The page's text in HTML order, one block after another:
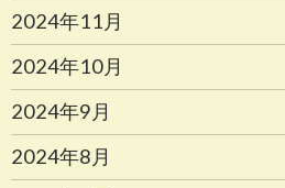
2024年11月
2024年10月
2024年9月
2024年8月